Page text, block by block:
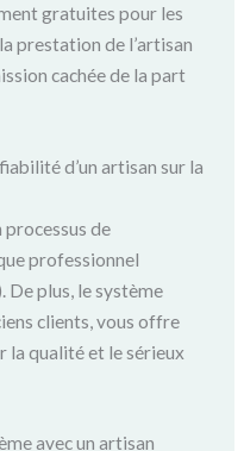
gratuites pour les
prestation de l’artisan
cachée de la part
d’un artisan sur la
de
professionnel
De plus, le système
clients, vous offre
la qualité et le sérieux
avec un artisan